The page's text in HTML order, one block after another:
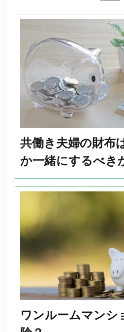
共働き夫婦の財布
か一緒にするべき
ワンルームマンシ